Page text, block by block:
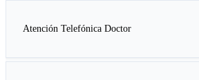
Atención Telefónica Doctor